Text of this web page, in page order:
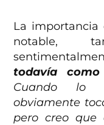
La importancia
notable,
todavía
Cuando lo
obviamente
pero creo que